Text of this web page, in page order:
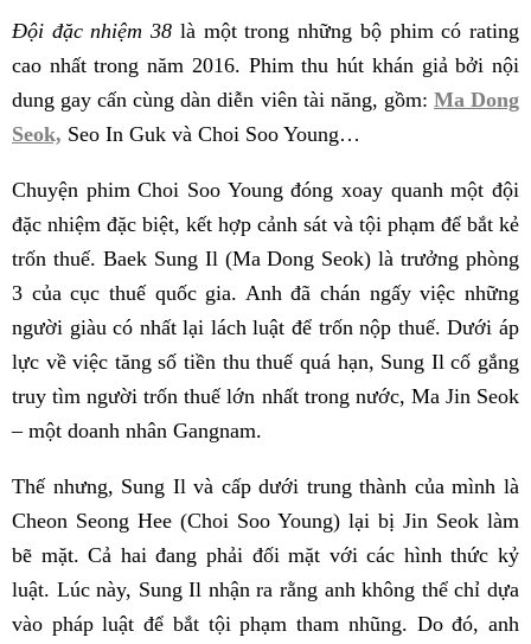
Đội đặc nhiệm 38 là một trong những bộ phim có rating
cao nhất trong năm 2016. Phim thu hút khán giả bởi nội
dung gay cấn cùng dàn diễn viên tài năng, gồm: Ma Dong
Seok, Seo In Guk và Choi Soo Young…
Chuyện phim Choi Soo Young đóng xoay quanh một đội
đặc nhiệm đặc biệt, kết hợp cảnh sát và tội phạm để bắt kẻ
trốn thuế. Baek Sung Il (Ma Dong Seok) là trưởng phòng
3 của cục thuế quốc gia. Anh đã chán ngấy việc những
người giàu có nhất lại lách luật để trốn nộp thuế. Dưới áp
lực về việc tăng số tiền thu thuế quá hạn, Sung Il cố gắng
truy tìm người trốn thuế lớn nhất trong nước, Ma Jin Seok
– một doanh nhân Gangnam.
Thế nhưng, Sung Il và cấp dưới trung thành của mình là
Cheon Seong Hee (Choi Soo Young) lại bị Jin Seok làm
bẽ mặt. Cả hai đang phải đối mặt với các hình thức kỷ
luật. Lúc này, Sung Il nhận ra rằng anh không thể chỉ dựa
vào pháp luật để bắt tội phạm tham nhũng. Do đó, anh